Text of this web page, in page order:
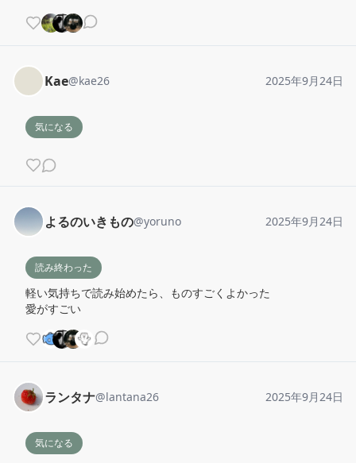
Kae@kae26 2025年9月24日
気になる
よるのいきもの@yoruno 2025年9月24日
読み終わった
軽い気持ちで読み始めたら、ものすごくよかった
愛がすごい
ランタナ@lantana26 2025年9月24日
気になる